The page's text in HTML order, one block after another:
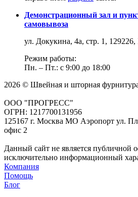
Демонстрационный зал и
самовывоза
ул. Докукина, 4а, стр. 1,
Режим работы:
Пн. – Пт.: с 9:00 до 18:00
2026 © Швейная и шторная
ООО "ПРОГРЕСС"
ОГРН: 1217700131956
125167 г. Москва МО Аэропорт ул.
офис 2
Данный сайт не является публичной
исключительно информационный
Компания
Помощь
Блог